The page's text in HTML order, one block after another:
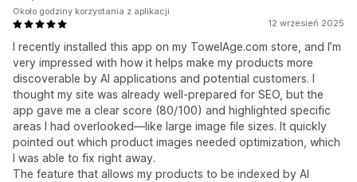
12 wrzesień 2025
I recently installed this app on my TowelAge.com store, and I’m
very impressed with how it helps make my products more
discoverable by AI applications and potential customers. I
thought my site was already well-prepared for SEO, but the
app gave me a clear score (80/100) and highlighted specific
areas I had overlooked—like large image file sizes. It quickly
pointed out which product images needed optimization, which
I was able to fix right away.
The feature that allows my products to be indexed by AI
Około godziny korzystania z aplikacji